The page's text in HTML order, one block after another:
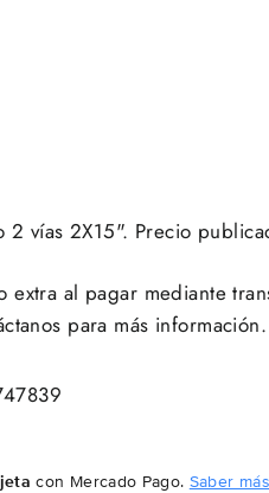
2 vías 2X15". Precio
extra al pagar mediante
para más información.
con Mercado Pago. Saber más